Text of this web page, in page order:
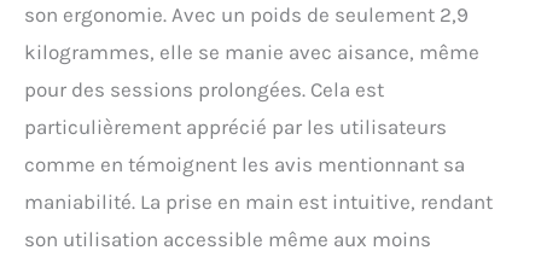
son ergonomie. Avec un poids de seulement 2,9
kilogrammes, elle se manie avec aisance, même
pour des sessions prolongées. Cela est
particulièrement apprécié par les utilisateurs
comme en témoignent les avis mentionnant sa
maniabilité. La prise en main est intuitive, rendant
son utilisation accessible même aux moins